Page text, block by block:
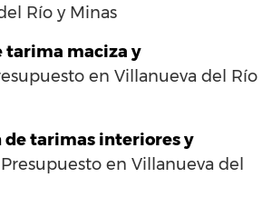
Río y Minas
tarima maciza y
en Villanueva del Río
de tarimas interiores y
Presupuesto en Villanueva del